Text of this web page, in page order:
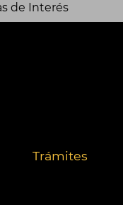
de Interés
Trámites